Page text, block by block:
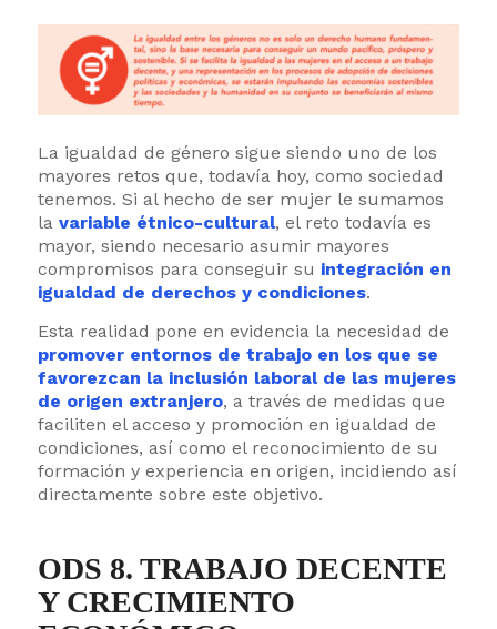
La igualdad de género sigue siendo uno de los
mayores retos que, todavía hoy, como sociedad
tenemos. Si al hecho de ser mujer le sumamos
la variable étnico-cultural, el reto todavía es
mayor, siendo necesario asumir mayores
compromisos para conseguir su integración en
igualdad de derechos y condiciones.
Esta realidad pone en evidencia la necesidad de
promover entornos de trabajo en los que se
favorezcan la inclusión laboral de las mujeres
de origen extranjero, a través de medidas que
faciliten el acceso y promoción en igualdad de
condiciones, así como el reconocimiento de su
formación y experiencia en origen, incidiendo así
directamente sobre este objetivo.
ODS 8. TRABAJO DECENTE
Y CRECIMIENTO